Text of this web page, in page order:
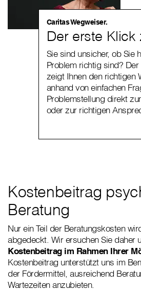
Caritas Wegweiser.
Der erste Klick
Sie sind unsicher, ob Sie
Problem richtig sind?
zeigt Ihnen den richtigen
anhand von einfachen
Problemstellung direkt
oder zur richtigen
Kostenbeitrag
Beratung
Nur ein Teil der Beratungskosten
abgedeckt. Wir ersuchen Sie daher
Kostenbeitrag im Rahmen Ihrer
Kostenbeitrag unterstützt uns im
der Fördermittel, ausreichend
Wartezeiten anzubieten.